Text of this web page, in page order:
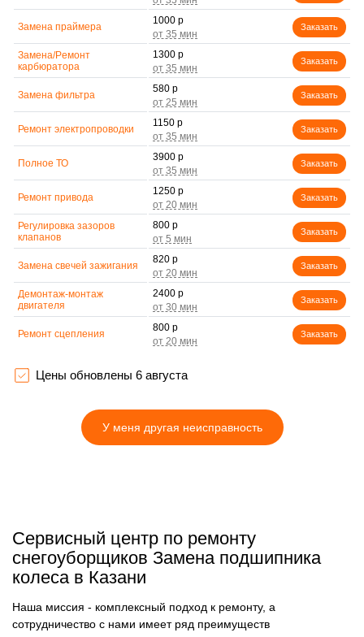
Замена праймера
1000 р
Заказать
Замена/Pемонт
карбюратора
1300 р
Заказать
Замена фильтра
580 р
Заказать
Ремонт электропроводки
1150 р
Заказать
Полное ТО
3900 р
Заказать
Ремонт привода
1250 р
Заказать
Регулировка зазоров
клапанов
800 р
Заказать
Замена свечей зажигания
820 р
Заказать
Демонтаж-монтаж
двигателя
2400 р
Заказать
Ремонт сцепления
800 р
Заказать
прокладок двигателя
области двигателя и
Натяжка тросов
Чистка карбюратора
780 р
Замена/Pемонт шнека
Замена/Pемонт
топливопровода
900 р
Цены обновлены 6 августа
У меня другая неисправность
Сервисный центр по ремонту
снегоуборщиков Замена подшипника
колеса в Казани
Наша миссия - комплексный подход к ремонту, а
сотрудничество с нами имеет ряд преимуществ